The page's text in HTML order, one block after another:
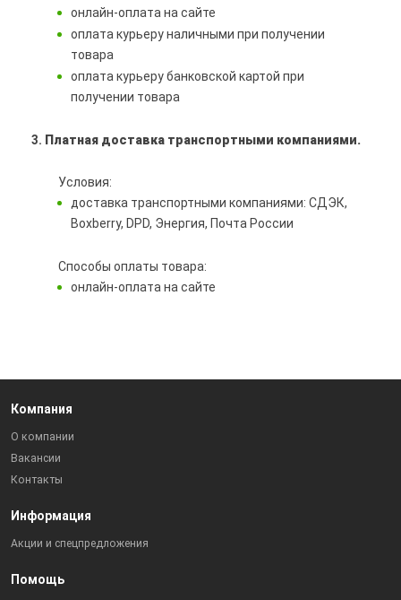
онлайн-оплата на сайте
оплата курьеру наличными при получении
товара
оплата курьеру банковской картой при
получении товара
Платная доставка транспортными компаниями.
Условия:
доставка транспортными компаниями: СДЭК,
Boxberry, DPD, Энергия, Почта России
Способы оплаты товара:
онлайн-оплата на сайте
Компания
О компании
Вакансии
Контакты
Информация
Акции и спецпредложения
Помощь